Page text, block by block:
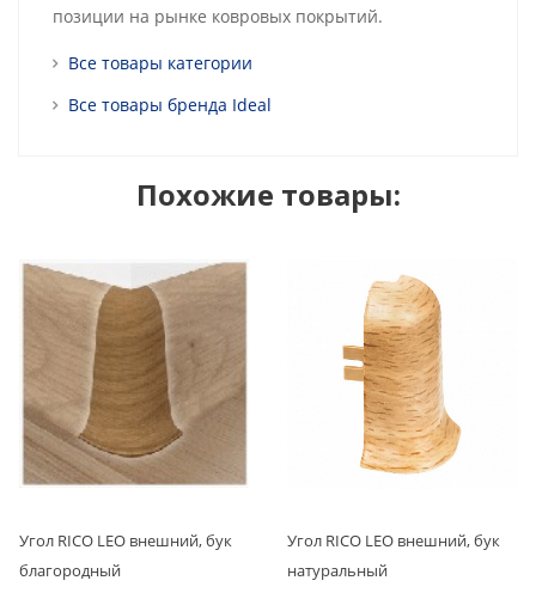
позиции на рынке ковровых покрытий.
Все товары категории
Все товары бренда Ideal
Похожие товары:
Угол RICO LEO внешний, бук
благородный
Угол RICO LEO внешний, бук
натуральный